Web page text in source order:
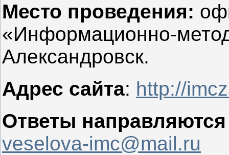
Место проведения:
«Информационно-
Александровск.
Адрес сайта: http://
Ответы
veselova-imc@mail.ru